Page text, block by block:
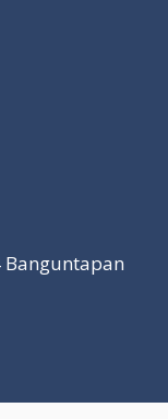
Banguntapan